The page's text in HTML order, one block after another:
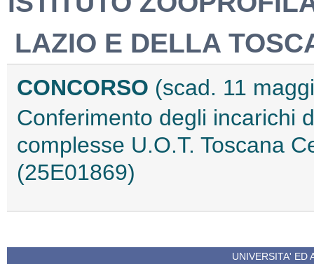
LAZIO E DELLA
CONCORSO (scad. 11
Conferimento degli incarichi
complesse U.O.T. Toscana
(25E01869)
UNIVERSITA' ED